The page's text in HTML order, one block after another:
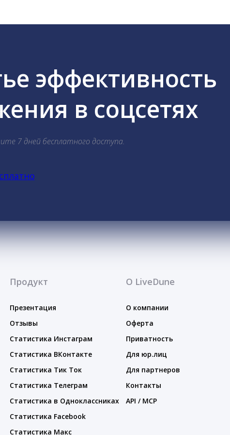
эффективность
в соцсетях
7 дней бесплатного доступа.
Продукт
Презентация
Отзывы
Статистика Инстаграм
Статистика ВКонтакте
Статистика Тик Ток
Статистика Телеграм
Статистика в Одноклассниках
Статистика Facebook
Статистика Макс
О LiveDune
О компании
Оферта
Приватность
Для юр.лиц
Для партнеров
Контакты
API / MCP